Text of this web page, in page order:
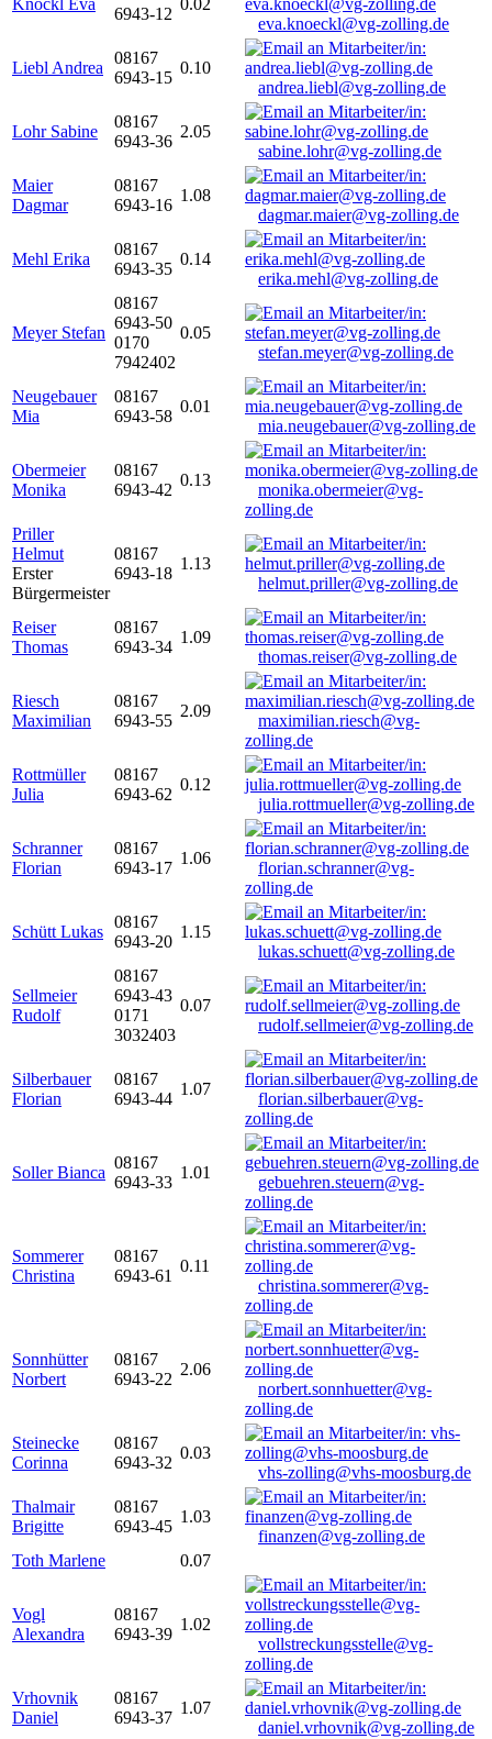
Knöckl Eva
6943-12
0.02
eva.knoeckl@vg-zolling.de
Liebl Andrea
08167
6943-15
0.10
andrea.liebl@vg-zolling.de
Lohr Sabine
08167
6943-36
2.05
sabine.lohr@vg-zolling.de
Maier
Dagmar
08167
6943-16
1.08
dagmar.maier@vg-zolling.de
Mehl Erika
08167
6943-35
0.14
erika.mehl@vg-zolling.de
Meyer Stefan
08167
6943-50
0170
7942402
0.05
stefan.meyer@vg-zolling.de
Neugebauer
Mia
08167
6943-58
0.01
mia.neugebauer@vg-zolling.de
Obermeier
Monika
08167
6943-42
0.13
monika.obermeier@vg-
zolling.de
Priller
Helmut
Erster
Bürgermeister
08167
6943-18
1.13
helmut.priller@vg-zolling.de
Reiser
Thomas
08167
6943-34
1.09
thomas.reiser@vg-zolling.de
Riesch
Maximilian
08167
6943-55
2.09
maximilian.riesch@vg-
zolling.de
Rottmüller
Julia
08167
6943-62
0.12
julia.rottmueller@vg-zolling.de
Schranner
Florian
08167
6943-17
1.06
florian.schranner@vg-
zolling.de
Schütt Lukas
08167
6943-20
1.15
lukas.schuett@vg-zolling.de
Sellmeier
Rudolf
08167
6943-43
0171
3032403
0.07
rudolf.sellmeier@vg-zolling.de
Silberbauer
Florian
08167
6943-44
1.07
florian.silberbauer@vg-
zolling.de
Soller Bianca
08167
6943-33
1.01
gebuehren.steuern@vg-
zolling.de
Sommerer
Christina
08167
6943-61
0.11
christina.sommerer@vg-
zolling.de
Sonnhütter
Norbert
08167
6943-22
2.06
norbert.sonnhuetter@vg-
zolling.de
Steinecke
Corinna
08167
6943-32
0.03
vhs-zolling@vhs-moosburg.de
Thalmair
Brigitte
08167
6943-45
1.03
finanzen@vg-zolling.de
Toth Marlene
0.07
Vogl
Alexandra
08167
6943-39
1.02
vollstreckungsstelle@vg-
zolling.de
Vrhovnik
Daniel
08167
6943-37
1.07
daniel.vrhovnik@vg-zolling.de